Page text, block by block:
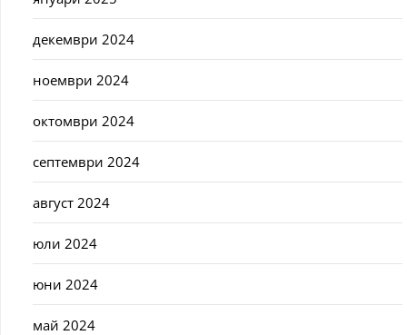
декември 2024
ноември 2024
октомври 2024
септември 2024
август 2024
юли 2024
юни 2024
май 2024